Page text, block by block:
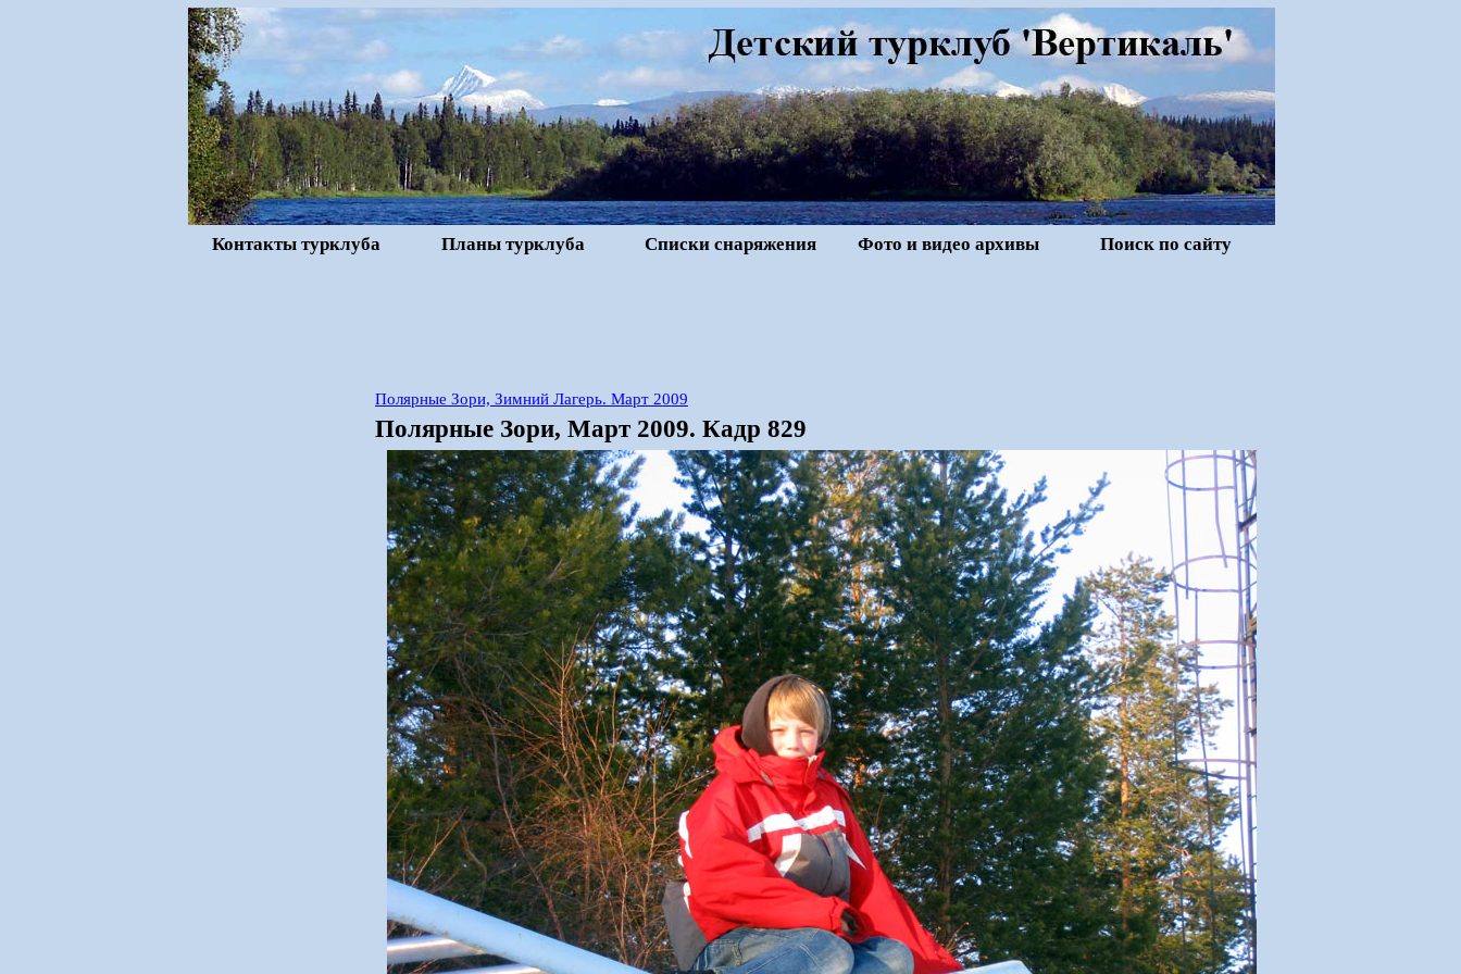
Контакты турклуба Планы турклуба Списки снаряжения Фото и видео архивы Поиск по сайту
Полярные Зори, Зимний Лагерь. Март 2009
Полярные Зори, Март 2009. Кадр 829